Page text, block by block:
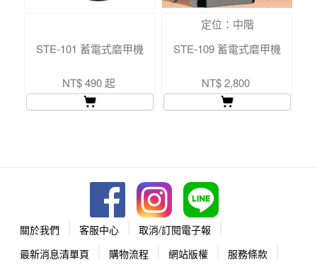
STE-101 蓄電式磨甲機
NT$ 490 起
定位：中階
STE-109 蓄電式磨甲機
NT$ 2,800
關於我們 客服中心
取消/訂閱電子報
最新消息清單頁
購物流程 網站版權 服務條款